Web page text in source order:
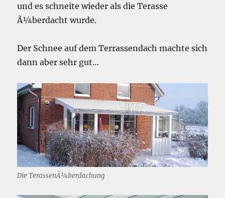
und es schneite wieder als die Terasse
Ã¼berdacht wurde.
Der Schnee auf dem Terrassendach machte sich
dann aber sehr gut…
Die TerassenÃ¼berdachung